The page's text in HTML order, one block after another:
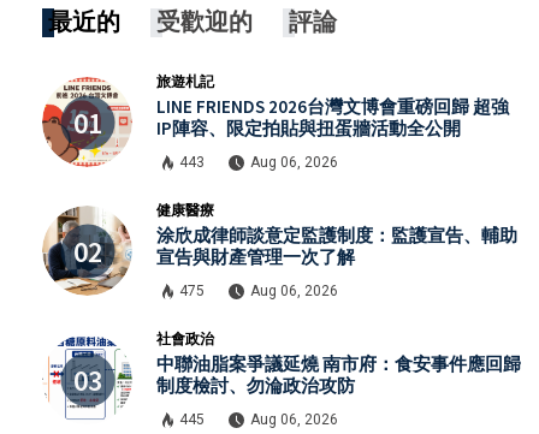
最近的 受歡迎的 評論
旅遊札記
LINE FRIENDS 2026台灣文博會重磅回歸 超強
IP陣容、限定拍貼與扭蛋牆活動全公開
443 Aug 06, 2026
健康醫療
涂欣成律師談意定監護制度：監護宣告、輔助
宣告與財產管理一次了解
475 Aug 06, 2026
社會政治
中聯油脂案爭議延燒 南市府：食安事件應回歸
制度檢討、勿淪政治攻防
445 Aug 06, 2026